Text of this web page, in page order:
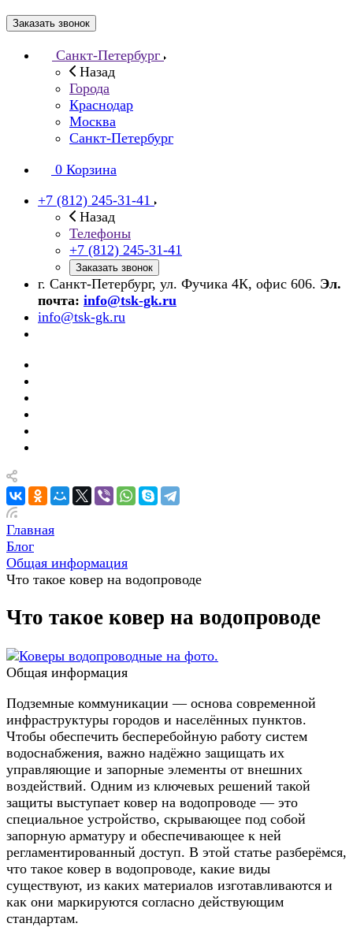
Заказать звонок
Санкт-Петербург
Назад
Города
Краснодар
Москва
Санкт-Петербург
0 Корзина
+7 (812) 245-31-41
Назад
Телефоны
+7 (812) 245-31-41
Заказать звонок
г. Санкт-Петербург, ул. Фучика 4К, офис 606. Эл.
почта: info@tsk-gk.ru
info@tsk-gk.ru
Главная
Блог
Общая информация
Что такое ковер на водопроводе
Что такое ковер на водопроводе
Общая информация
Подземные коммуникации — основа современной
инфраструктуры городов и населённых пунктов.
Чтобы обеспечить бесперебойную работу систем
водоснабжения, важно надёжно защищать их
управляющие и запорные элементы от внешних
воздействий. Одним из ключевых решений такой
защиты выступает ковер на водопроводе — это
специальное устройство, скрывающее под собой
запорную арматуру и обеспечивающее к ней
регламентированный доступ. В этой статье разберёмся,
что такое ковер в водопроводе, какие виды
существуют, из каких материалов изготавливаются и
как они маркируются согласно действующим
стандартам.